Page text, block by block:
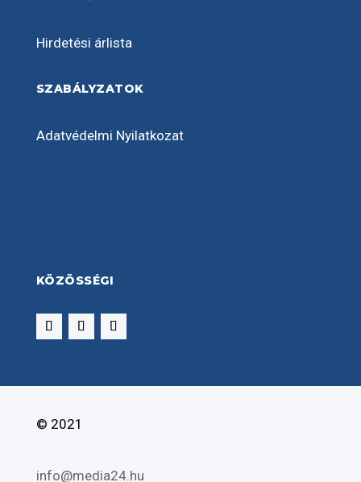
Hirdetési árlista
SZABÁLYZATOK
Adatvédelmi Nyilatkozat
KÖZÖSSÉGI
© 2021
info@media24.hu